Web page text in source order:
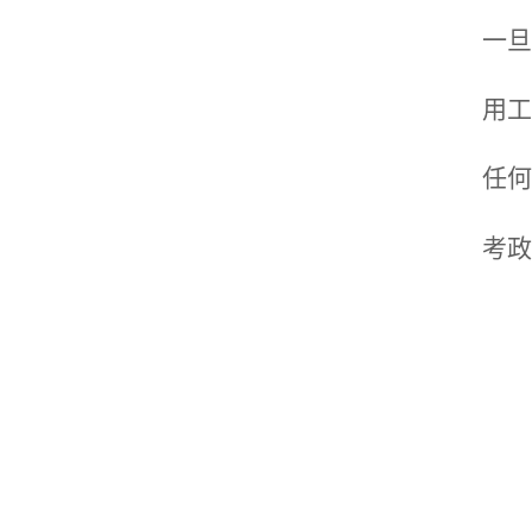
一
用
任
考